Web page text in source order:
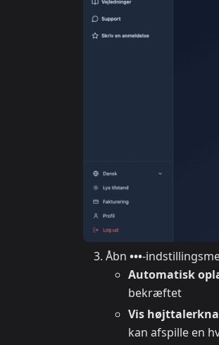
Åbn •••-
Automatisk
bekræftet
Vis
kan afspille en